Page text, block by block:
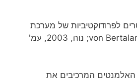
לפרודוקטיביות של מערכת
מורכבת (von Bertalanffy, 1969; נוה, 2003, עמ'
המרכיבים את